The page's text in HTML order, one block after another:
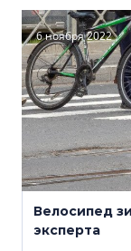
6 ноября 2022
Велосипед
эксперта